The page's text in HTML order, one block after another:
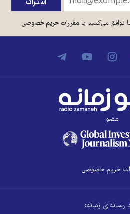
توافق می‌کنید بامقررات حریم خصوصی
عضو
حریم خصوصی
رسانه‌ای زمانه: